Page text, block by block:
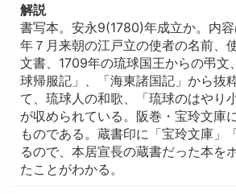
解説
書写本。安永9(1780)年成立か。内容
年７月来朝の江戸立の使者の名前、
文書、1709年の琉球国王からの弔文
球帰服記」、「海東諸国記」から抜
て、琉球人の和歌、「琉球のはやり
が収められている。阪巻・宝玲文庫
ものである。蔵書印に「宝玲文庫」
るので、本居宣長の蔵書だった本を
たことがわかる。